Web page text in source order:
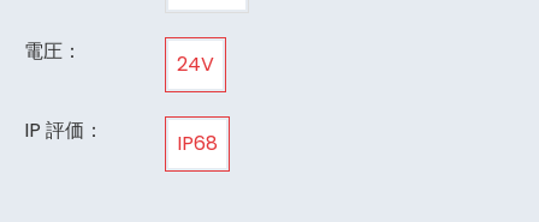
電圧： 24V
IP 評価： IP68